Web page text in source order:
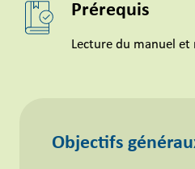
Prérequis
Lecture du manuel
Objectifs